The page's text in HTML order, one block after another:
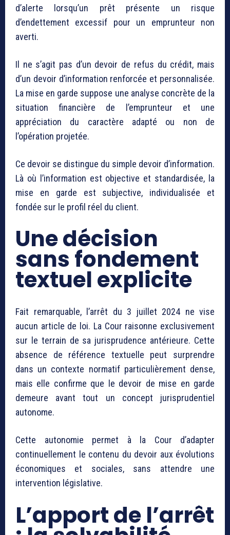
d’alerte lorsqu’un prêt présente un risque
d’endettement excessif pour un emprunteur non
averti.
Il ne s’agit pas d’un devoir de refus du crédit, mais
d’un devoir d’information renforcée et personnalisée.
La mise en garde suppose une analyse concrète de la
situation financière de l’emprunteur et une
appréciation du caractère adapté ou non de
l’opération projetée.
Ce devoir se distingue du simple devoir d’information.
Là où l’information est objective et standardisée, la
mise en garde est subjective, individualisée et
fondée sur le profil réel du client.
Une décision
sans fondement
textuel explicite
Fait remarquable, l’arrêt du 3 juillet 2024 ne vise
aucun article de loi. La Cour raisonne exclusivement
sur le terrain de sa jurisprudence antérieure. Cette
absence de référence textuelle peut surprendre
dans un contexte normatif particulièrement dense,
mais elle confirme que le devoir de mise en garde
demeure avant tout un concept jurisprudentiel
autonome.
Cette autonomie permet à la Cour d’adapter
continuellement le contenu du devoir aux évolutions
économiques et sociales, sans attendre une
intervention législative.
L’apport de l’arrêt